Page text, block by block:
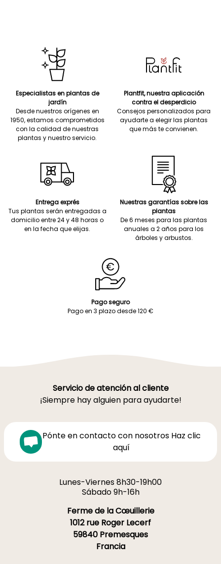
Especialistas en plantas de
jardín
Desde nuestros orígenes en
1950, estamos comprometidos
con la calidad de nuestras
plantas y nuestro servicio.
Plantfit, nuestra aplicación
contra el desperdicio
Consejos personalizados para
ayudarte a elegir las plantas
que más te convienen.
Entrega exprés
Tus plantas serán entregadas a
domicilio entre 24 y 48 horas o
en la fecha que elijas.
Nuestras garantías sobre las
plantas
De 6 meses para las plantas
anuales a 2 años para los
árboles y arbustos.
Pago seguro
Pago en 3 plazo desde 120 €
Servicio de atención al cliente
¡Siempre hay alguien para ayudarte!
Pónte en contacto con nosotros Haz clic
aquí
Lunes-Viernes 8h30-19h00
Sábado 9h-16h
Ferme de la Cœuillerie
1012 rue Roger Lecerf
59840 Premesques
Francia